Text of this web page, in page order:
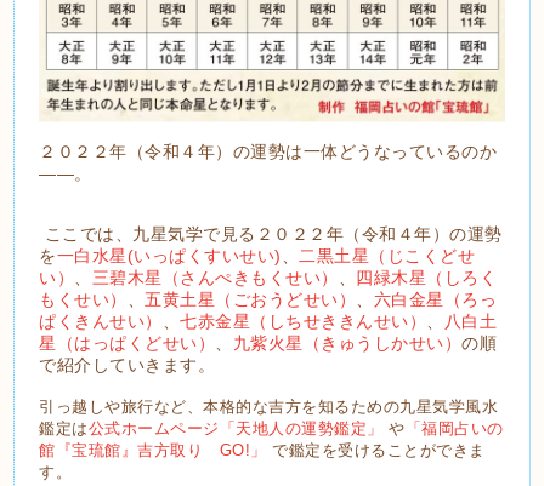
２０２２年（令和４年）の運勢は一体どうなっているのか
――。
ここでは、九星気学で見る２０２２年（令和４年）の運勢
を一白水星(いっぱくすいせい)
二黒土星（じこくどせ
い）
三碧木星（さんぺきもくせい）
四緑木星（しろく
もくせい）
、五黄土星（ごおうどせい）
六白金星（ろっ
ぱくきんせい）
、七赤金星（しちせききんせい）
八白土
星（はっぱくどせい）
九紫火星（きゅうしかせい）の順
で紹介していきます。
引っ越しや旅行など、本格的な吉方を知るための九星気学風水
鑑定は公式ホームページ「天地人の運勢鑑定」 や 「福岡占いの
館『宝琉館』吉方取り GO!」
で鑑定を受けることができま
す。